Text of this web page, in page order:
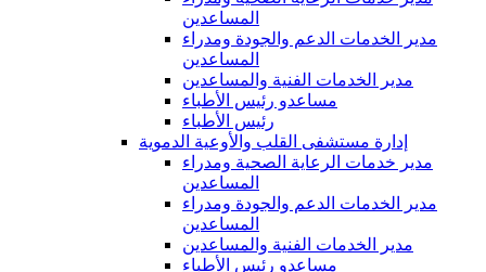
المساعدين
مدير الخدمات الدعم والجودة ومدراء
المساعدين
مدير الخدمات الفنية والمساعدين
مساعدو رئيس الأطباء
رئيس الأطباء
إدارة مستشفى القلب والأوعية الدموية
مدير خدمات الرعاية الصحية ومدراء
المساعدين
مدير الخدمات الدعم والجودة ومدراء
المساعدين
مدير الخدمات الفنية والمساعدين
مساعدو رئيس الأطباء